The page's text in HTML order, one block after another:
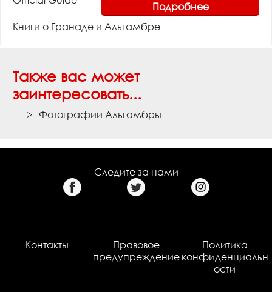
Подробнее
Книги о Гранаде и Альгамбре
Также вас может
заинтересовать...
Фотографии Альгамбры
Следите за нами
Контакты
Правовое
предупреждение
Политика
конфиденциальн
ости